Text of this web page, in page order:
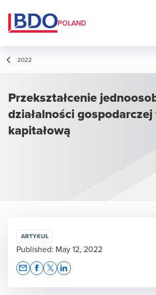
POLAND
2022
Przekształcenie
działalności gospodarczej
kapitałową
ARTYKUŁ
Published: May 12, 2022